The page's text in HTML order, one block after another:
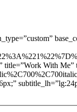
With Me”